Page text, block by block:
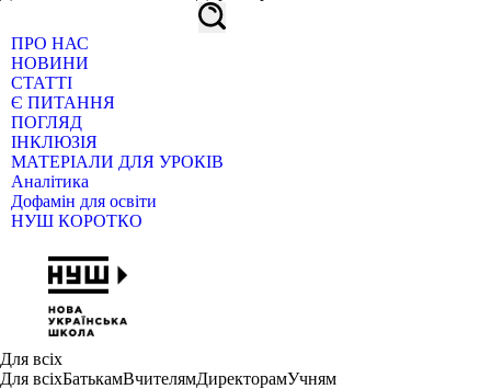
ПРО НАС
НОВИНИ
СТАТТІ
Є ПИТАННЯ
ПОГЛЯД
ІНКЛЮЗІЯ
МАТЕРІАЛИ ДЛЯ УРОКІВ
Аналітика
Дофамін для освіти
НУШ КОРОТКО
Для всіх
Для всіхБатькамВчителямДиректорамУчням